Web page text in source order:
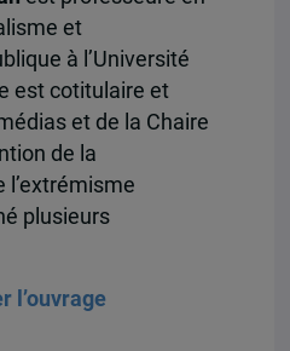
et
à l’Université
est cotitulaire et
et de la Chaire
de la
l’extrémisme
plusieurs
l’ouvrage